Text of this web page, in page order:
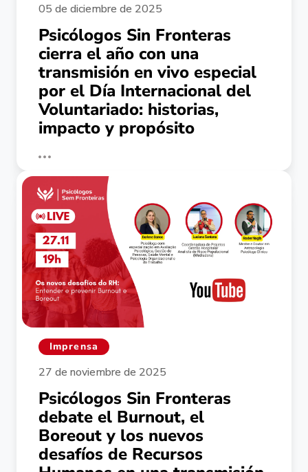
05 de diciembre de 2025
Psicólogos Sin Fronteras
cierra el año con una
transmisión en vivo especial
por el Día Internacional del
Voluntariado: historias,
impacto y propósito
Imprensa
27 de noviembre de 2025
Psicólogos Sin Fronteras
debate el Burnout, el
Boreout y los nuevos
desafíos de Recursos